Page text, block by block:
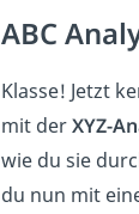
ABC
Klasse! Jetzt
mit derXYZ-
wie du sie
du nun mit